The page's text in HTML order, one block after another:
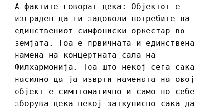
А фактите говорат дека: Објектот е
изграден да ги задоволи потребите на
единствениот симфониски оркестар во
земјата. Тоа е првичната и единствена
намена на концертната сала на
Филхармонија. Тоа што некој сега сака
насилно да ја изврти намената на овој
објект е симптоматично и само по себе
зборува дека некој заткулисно сака да